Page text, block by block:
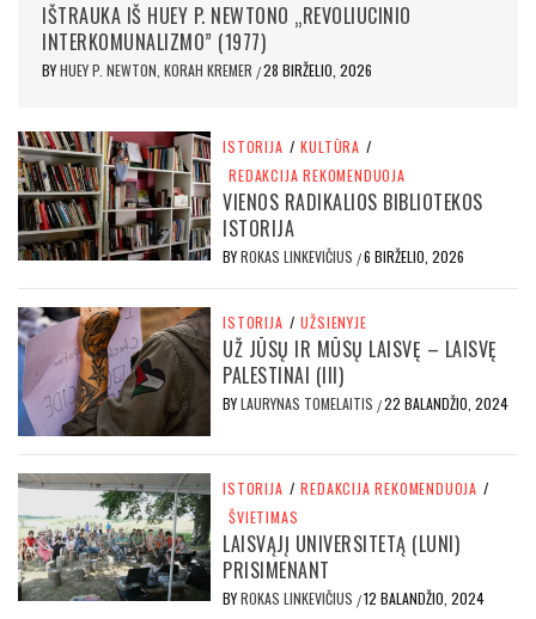
IŠTRAUKA IŠ HUEY P. NEWTONO „REVOLIUCINIO
INTERKOMUNALIZMO” (1977)
BYHUEY P. NEWTON, KORAH KREMER /28 BIRŽELIO, 2026
ISTORIJA / KULTŪRA /
REDAKCIJA REKOMENDUOJA
VIENOS RADIKALIOS BIBLIOTEKOS
ISTORIJA
BYROKAS LINKEVIČIUS /6 BIRŽELIO, 2026
ISTORIJA / UŽSIENYJE
UŽ JŪSŲ IR MŪSŲ LAISVĘ – LAISVĘ
PALESTINAI (III)
BYLAURYNAS TOMELAITIS /22 BALANDŽIO, 2024
ISTORIJA / REDAKCIJA REKOMENDUOJA /
ŠVIETIMAS
LAISVĄJĮ UNIVERSITETĄ (LUNI)
PRISIMENANT
BYROKAS LINKEVIČIUS /12 BALANDŽIO, 2024